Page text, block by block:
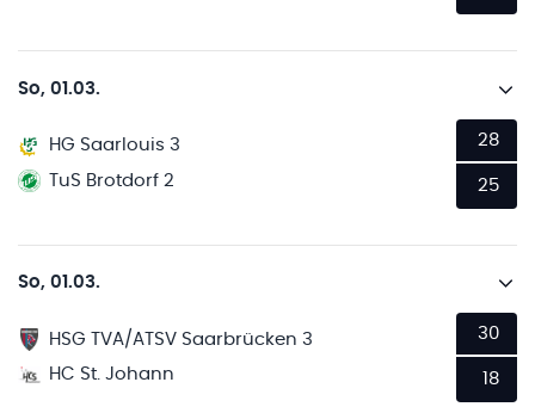
So, 01.03.
HG Saarlouis 3
TuS Brotdorf 2
28
25
So, 01.03.
HSG TVA/ATSV Saarbrücken 3
HC St. Johann
30
18